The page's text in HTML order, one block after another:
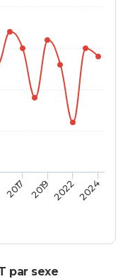
2017 2019 20222024
par sexe